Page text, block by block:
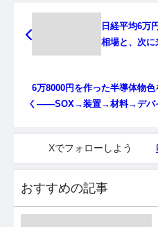
日経平均6万
相場と、次に
6万8000円を作った半導体物
く——SOX→装置→材料→デバ
Xでフォローしよう
おすすめの記事